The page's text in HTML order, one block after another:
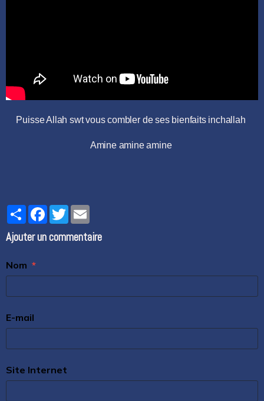
Puisse Allah swt vous combler de ses bienfaits inchallah
Amine amine amine
PartagerFacebook
Twitter
Ajouter un commentaire
Nom
E-mail
Site Internet